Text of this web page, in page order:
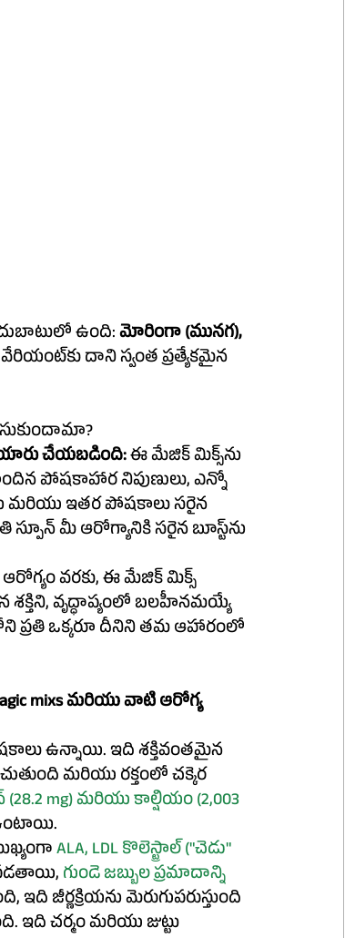
ఉంది: మోరింగా (మునగ),
దాని స్వంత ప్రత్యేకమైన
ఉండాలో తెలుసుకుందామా?
చేయబడింది: ఈ మేజిక్ మిక్స్‌ను
పోషకాహార నిపుణులు, ఎన్నో
మరియు ఇతర పోషకాలు సరైన
మీ ఆరోగ్యానికి సరైన బూస్ట్‌ను
ఆరోగ్యం వరకు, ఈ మేజిక్ మిక్స్
శక్తిని, వృద్ధాప్యంలో బలహీనమయ్యే
ప్రతి ఒక్కరూ దీనిని తమ ఆహారంలో
ఉన్నాయి. ఇది శక్తివంతమైన
మరియు రక్తంలో చక్కెర
(28.2 mg) మరియు కాల్షియం (2,003
ALA, LDL కొలెస్ట్రాల్ ("చెడు"
గుండె జబ్బుల ప్రమాదాన్ని
జీర్ణక్రియను మెరుగుపరుస్తుంది
చర్మం మరియు జుట్టు